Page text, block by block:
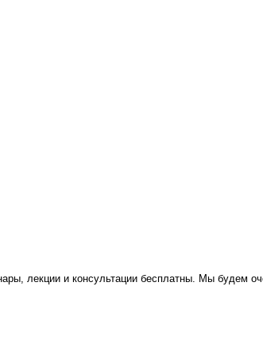
лекции и консультации бесплатны. Мы будем